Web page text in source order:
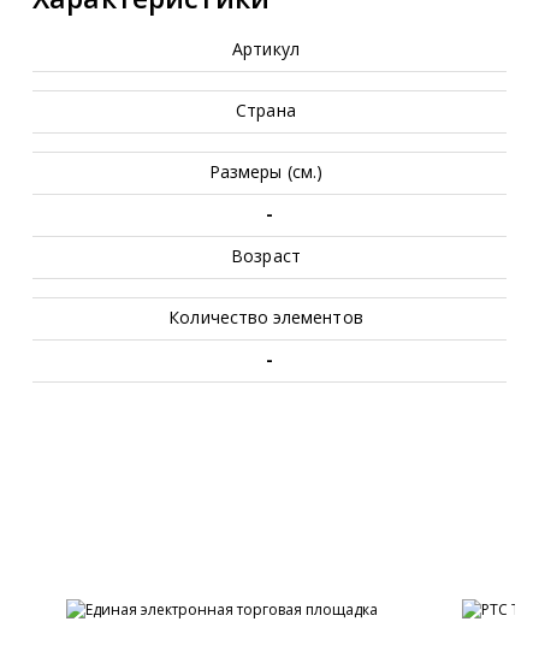
Артикул
Страна
Размеры (см.)
-
Возраст
Количество элементов
-